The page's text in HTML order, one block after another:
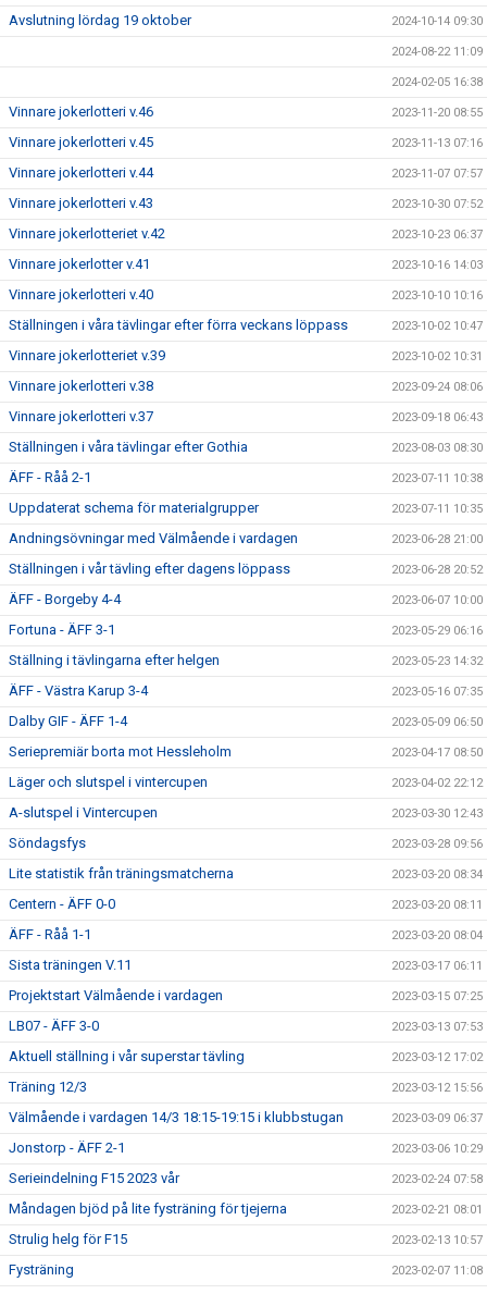
Avslutning lördag 19 oktober 2024-10-14 09:30
2024-08-22 11:09
2024-02-05 16:38
Vinnare jokerlotteri v.46 2023-11-20 08:55
Vinnare jokerlotteri v.45 2023-11-13 07:16
Vinnare jokerlotteri v.44 2023-11-07 07:57
Vinnare jokerlotteri v.43 2023-10-30 07:52
Vinnare jokerlotteriet v.42 2023-10-23 06:37
Vinnare jokerlotter v.41 2023-10-16 14:03
Vinnare jokerlotteri v.40 2023-10-10 10:16
Ställningen i våra tävlingar efter förra veckans löppass 2023-10-02 10:47
Vinnare jokerlotteriet v.39 2023-10-02 10:31
Vinnare jokerlotteri v.38 2023-09-24 08:06
Vinnare jokerlotteri v.37 2023-09-18 06:43
Ställningen i våra tävlingar efter Gothia 2023-08-03 08:30
ÄFF - Råå 2-1 2023-07-11 10:38
Uppdaterat schema för materialgrupper 2023-07-11 10:35
Andningsövningar med Välmående i vardagen 2023-06-28 21:00
Ställningen i vår tävling efter dagens löppass 2023-06-28 20:52
ÄFF - Borgeby 4-4 2023-06-07 10:00
Fortuna - ÄFF 3-1 2023-05-29 06:16
Ställning i tävlingarna efter helgen 2023-05-23 14:32
ÄFF - Västra Karup 3-4 2023-05-16 07:35
Dalby GIF - ÄFF 1-4 2023-05-09 06:50
Seriepremiär borta mot Hessleholm 2023-04-17 08:50
Läger och slutspel i vintercupen 2023-04-02 22:12
A-slutspel i Vintercupen 2023-03-30 12:43
Söndagsfys 2023-03-28 09:56
Lite statistik från träningsmatcherna 2023-03-20 08:34
Centern - ÄFF 0-0 2023-03-20 08:11
ÄFF - Råå 1-1 2023-03-20 08:04
Sista träningen V.11 2023-03-17 06:11
Projektstart Välmående i vardagen 2023-03-15 07:25
LB07 - ÄFF 3-0 2023-03-13 07:53
Aktuell ställning i vår superstar tävling 2023-03-12 17:02
Träning 12/3 2023-03-12 15:56
Välmående i vardagen 14/3 18:15-19:15 i klubbstugan 2023-03-09 06:37
Jonstorp - ÄFF 2-1 2023-03-06 10:29
Serieindelning F15 2023 vår 2023-02-24 07:58
Måndagen bjöd på lite fysträning för tjejerna 2023-02-21 08:01
Strulig helg för F15 2023-02-13 10:57
Fysträning 2023-02-07 11:08